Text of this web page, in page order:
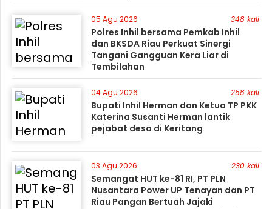
05 Agu 2026 348 kali
Polres Inhil bersama Pemkab Inhil
dan BKSDA Riau Perkuat Sinergi
Tangani Gangguan Kera Liar di
Tembilahan
04 Agu 2026 258 kali
Bupati Inhil Herman dan Ketua TP PKK
Katerina Susanti Herman lantik
pejabat desa di Keritang
03 Agu 2026 230 kali
Semangat HUT ke-81 RI, PT PLN
Nusantara Power UP Tenayan dan PT
Riau Pangan Bertuah Jajaki